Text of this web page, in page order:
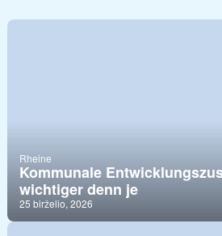
Rheine
Kommunale
wichtiger denn je
25 birželio, 2026